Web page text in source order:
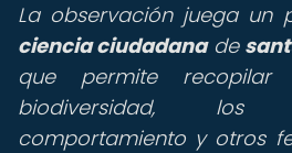
La observación juega un
ciencia ciudadanade
que permite
biodiversidad,
comportamiento y otros